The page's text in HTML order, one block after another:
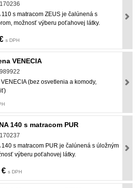
s matracom ZEUS je čalúnená s
možnosť výberu poťahovej látky.
s DPH
VENECIA
(bez osvetlenia a komody,
140 s matracom PUR
s matracom PUR je čalúnená s úložným
výberu poťahovej látky.
€ s DPH